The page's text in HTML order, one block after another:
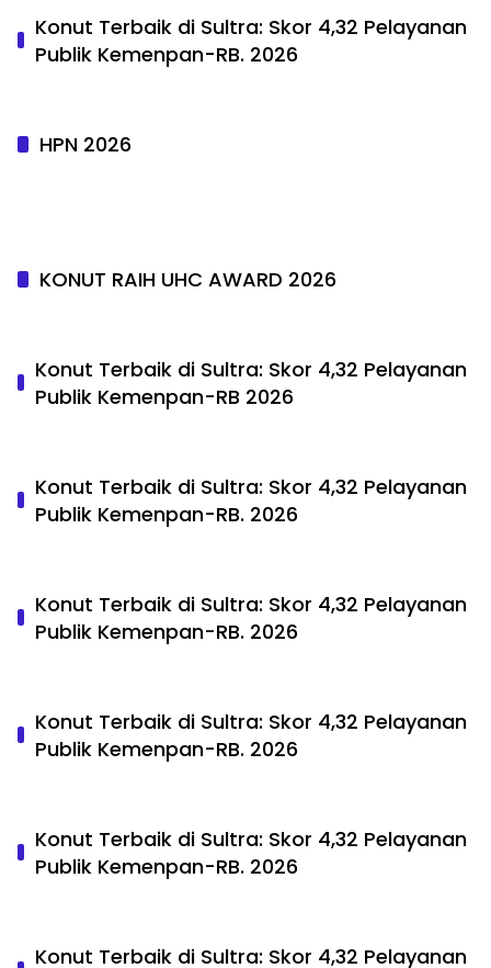
Konut Terbaik di Sultra: Skor 4,32 Pelayanan
Publik Kemenpan-RB. 2026
HPN 2026
KONUT RAIH UHC AWARD 2026
Konut Terbaik di Sultra: Skor 4,32 Pelayanan
Publik Kemenpan-RB 2026
Konut Terbaik di Sultra: Skor 4,32 Pelayanan
Publik Kemenpan-RB. 2026
Konut Terbaik di Sultra: Skor 4,32 Pelayanan
Publik Kemenpan-RB. 2026
Konut Terbaik di Sultra: Skor 4,32 Pelayanan
Publik Kemenpan-RB. 2026
Konut Terbaik di Sultra: Skor 4,32 Pelayanan
Publik Kemenpan-RB. 2026
Konut Terbaik di Sultra: Skor 4,32 Pelayanan